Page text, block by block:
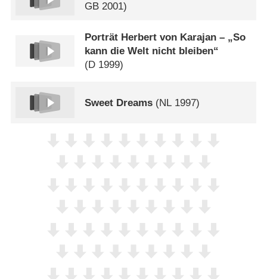
GB 2001)
Porträt Herbert von Karajan – „So
kann die Welt nicht bleiben“
(D 1999)
Sweet Dreams (NL 1997)